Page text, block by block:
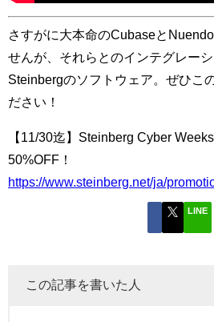
さすがに大本命のCubaseと
せんが、それらとのインテグレー
Steinbergのソフトウェア。ぜひこ
ださい！
【11/30迄】Steinberg Cyber
50%OFF！
https://www.steinberg.net/ja/
LINE
この記事を書いた人